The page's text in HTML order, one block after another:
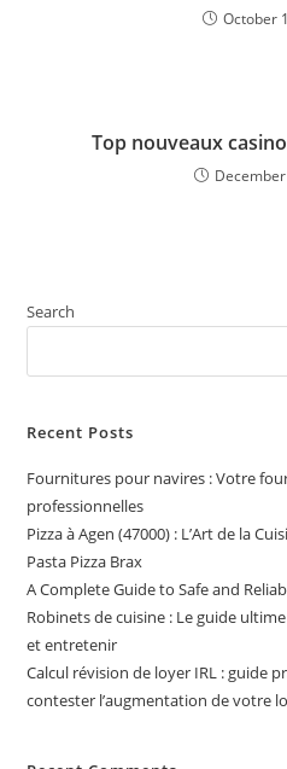
October
Top nouveaux
Search
Recent Posts
Fournitures pour navires : Votre
professionnelles
Pizza à Agen (47000) : L’Art de la
Pasta Pizza Brax
A Complete Guide to Safe and
Robinets de cuisine : Le guide
et entretenir
Calcul révision de loyer IRL : guide
contester l’augmentation de votre